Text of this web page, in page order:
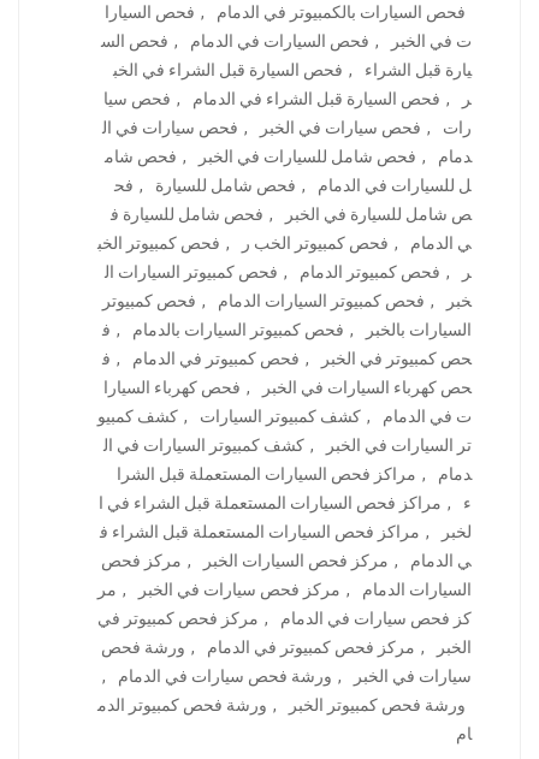
فحص السيارات بالكمبيوتر في الدمام
, فحص السيارا
ت في الخبر
, فحص السيارات في الدمام , فحص الس
يارة قبل الشراء
, فحص السيارة قبل الشراء في الخب
ر
, فحص السيارة قبل الشراء في الدمام , فحص سيا
رات
, فحص سيارات في الخبر , فحص سيارات في ال
دمام
, فحص شامل للسيارات في الخبر , فحص شام
ل للسيارات في الدمام
, فحص شامل للسيارة , فح
ص شامل للسيارة في الخبر
, فحص شامل للسيارة ف
ي الدمام
, فحص كمبيوتر الخب ر , فحص كمبيوتر الخب
ر
, فحص كمبيوتر الدمام , فحص كمبيوتر السيارات ال
خبر
, فحص كمبيوتر السيارات الدمام , فحص كمبيوتر
السيارات بالخبر
, فحص كمبيوتر السيارات بالدمام , ف
حص كمبيوتر في الخبر
, فحص كمبيوتر في الدمام , ف
حص كهرباء السيارات في الخبر
, فحص كهرباء السيارا
ت في الدمام
, كشف كمبيوتر السيارات , كشف كمبيو
تر السيارات في الخبر
, كشف كمبيوتر السيارات في ال
دمام
, مراكز فحص السيارات المستعملة قبل الشرا
ء
, مراكز فحص السيارات المستعملة قبل الشراء في ا
لخبر
, مراكز فحص السيارات المستعملة قبل الشراء ف
ي الدمام
, مركز فحص السيارات الخبر , مركز فحص
السيارات الدمام
, مركز فحص سيارات في الخبر , مر
كز فحص سيارات في الدمام
, مركز فحص كمبيوتر في
الخبر
, مركز فحص كمبيوتر في الدمام , ورشة فحص
سيارات في الخبر
, ورشة فحص سيارات في الدمام
,
ورشة فحص كمبيوتر الخبر
, ورشة فحص كمبيوتر الدم
ام